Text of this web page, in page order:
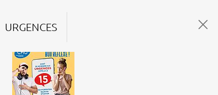
URGENCES